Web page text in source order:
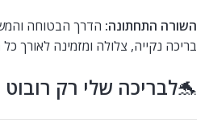
השורה התחתונה: הדרך הבטוחה
בריכה נקייה, צלולה ומזמינה לאורך
🐬לבריכה שלי רק רובוט